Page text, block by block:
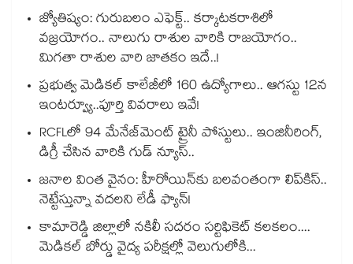
జ్యోతిష్యం: గురుబలం ఎఫెక్ట్.. కర్కాటకరాశిలో
వజ్రయోగం.. నాలుగు రాశుల వారికి రాజయోగం..
మిగతా రాశుల వారి జాతకం ఇదే..!
ప్రభుత్వ మెడికల్ కాలేజీలో 160 ఉద్యోగాలు.. ఆగస్టు 12న
ఇంటర్వ్యూ..పూర్తి వివరాలు ఇవే!
RCFLలో 94 మేనేజ్‌మెంట్ ట్రైనీ పోస్టులు.. ఇంజినీరింగ్,
డిగ్రీ చేసిన వారికి గుడ్ న్యూస్..
జనాల వింత వైనం: హీరోయిన్‌కు బలవంతంగా లిప్‌కిస్‌..
నెట్టేస్తున్నా వదలని లేడీ ఫ్యాన్!
కామారెడ్డి జిల్లాలో నకిలీ సదరం సర్టిఫికెట్ కలకలం....
మెడికల్ బోర్డు వైద్య పరీక్షల్లో వెలుగులోకి...